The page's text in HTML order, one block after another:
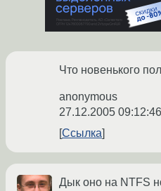
Что новенького
anonymous
27.12.2005
Ссылка
Дык оно на NTFS